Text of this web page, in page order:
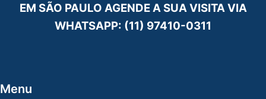
EM SÃO PAULO AGENDE A SUA VISITA VIA
WHATSAPP: (11) 97410-0311
Menu